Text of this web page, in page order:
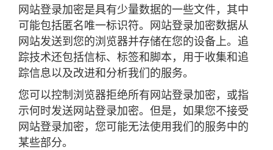
网站登录加密是具有少量数据的一些文件，其中
可能包括匿名唯一标识符。网站登录加密数据从
网站发送到您的浏览器并存储在您的设备上。追
踪技术还包括信标、标签和脚本，用于收集和追
踪信息以及改进和分析我们的服务。
您可以控制浏览器拒绝所有网站登录加密，或指
示何时发送网站登录加密。但是，如果您不接受
网站登录加密，您可能无法使用我们的服务中的
某些部分。